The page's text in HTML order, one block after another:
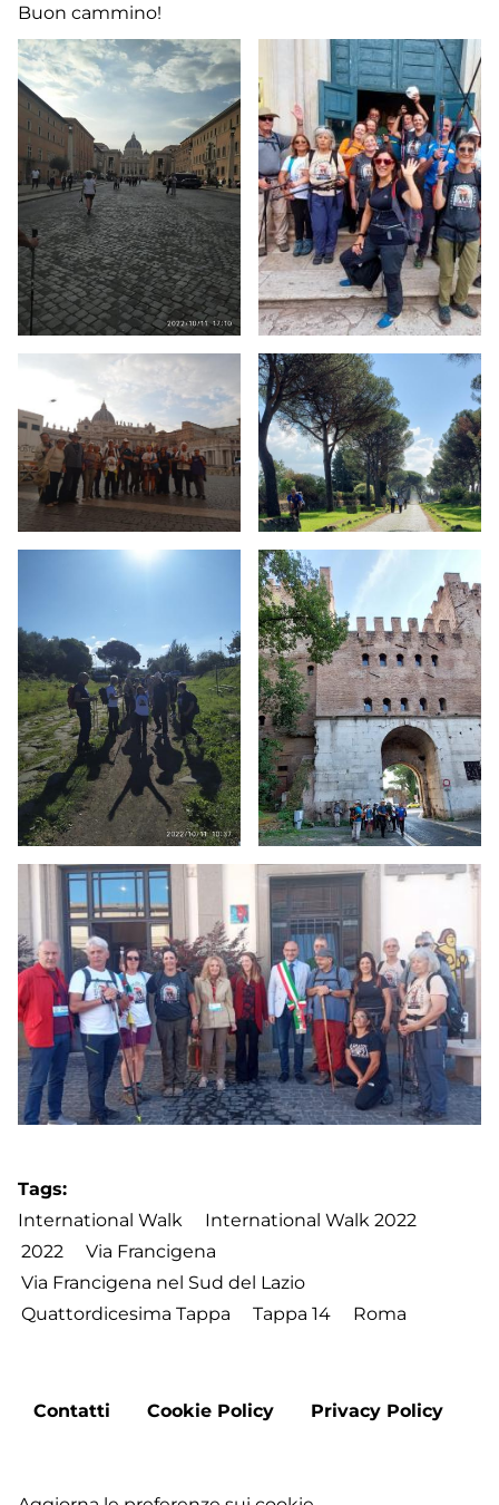
Buon cammino!
Tags
International Walk
International Walk 2022
2022
Via Francigena
Via Francigena nel Sud del Lazio
Quattordicesima Tappa
Tappa 14 Roma
Footer
Contatti Cookie Policy Privacy Policy